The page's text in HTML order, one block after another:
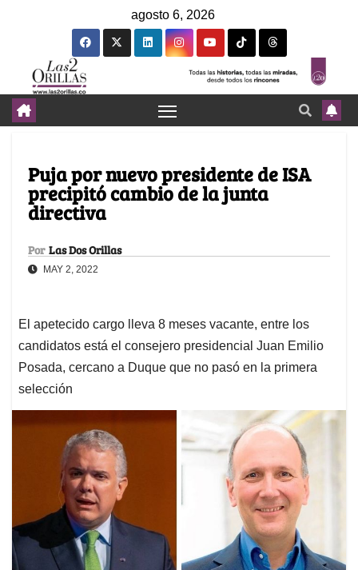
agosto 6, 2026
Puja por nuevo presidente de ISA
precipitó cambio de la junta
directiva
Por Las Dos Orillas
MAY 2, 2022
El apetecido cargo lleva 8 meses vacante, entre los
candidatos está el consejero presidencial Juan Emilio
Posada, cercano a Duque que no pasó en la primera
selección